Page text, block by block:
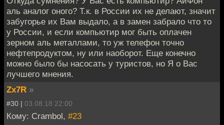
аль аналог оного? Т.к. в России их не делают, значит
забугорье их Вам выдало, а в замен забрало что то
у России, и если компьютир мог быть оплачен
зерном аль металлами, то уж телефон точно
нефтепродуктом, ну или наоборот. Еще конечно
можно было бы насосать у туристов, но Я о Вас
лучшего мнения.
Zx7R »
#30 | 03.08.18 22:00
Кому: Crambol, #23